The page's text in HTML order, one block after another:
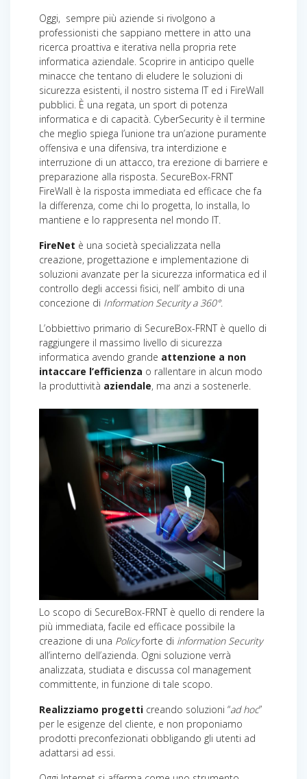
Oggi, sempre più aziende si rivolgono a
professionisti che sappiano mettere in atto una
ricerca proattiva e iterativa nella propria rete
informatica aziendale. Scoprire in anticipo quelle
minacce che tentano di eludere le soluzioni di
sicurezza esistenti, il nostro sistema IT ed i FireWall
pubblici. È una regata, un sport di potenza
informatica e di capacità. CyberSecurity è il termine
che meglio spiega l’unione tra un’azione puramente
offensiva e una difensiva, tra interdizione e
interruzione di un attacco, tra erezione di barriere e
preparazione alla risposta. SecureBox-FRNT
FireWall è la risposta immediata ed efficace che fa
la differenza, come chi lo progetta, lo installa, lo
mantiene e lo rappresenta nel mondo IT.
FireNet è una società specializzata nella
creazione, progettazione e implementazione di
soluzioni avanzate per la sicurezza informatica ed il
controllo degli accessi fisici, nell’ ambito di una
concezione di Information Security a 360°.
L’obbiettivo primario di SecureBox-FRNT è quello di
raggiungere il massimo livello di sicurezza
informatica avendo grande attenzione a non
intaccare l’efficienza o rallentare in alcun modo
la produttività aziendale, ma anzi a sostenerle.
Lo scopo di SecureBox-FRNT è quello di rendere la
più immediata, facile ed efficace possibile la
creazione di una Policyforte di information Security
all’interno dell’azienda. Ogni soluzione verrà
analizzata, studiata e discussa col management
committente, in funzione di tale scopo.
Realizziamo progetti creando soluzioni “ad hoc”
per le esigenze del cliente, e non proponiamo
prodotti preconfezionati obbligando gli utenti ad
adattarsi ad essi.